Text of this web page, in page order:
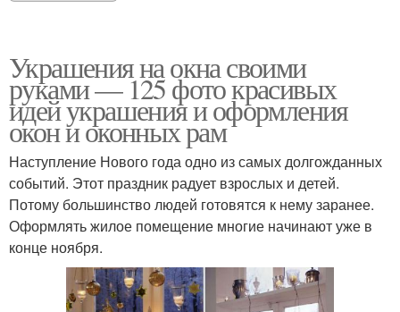
Украшения на окна своими
руками — 125 фото красивых
идей украшения и оформления
окон и оконных рам
Наступление Нового года одно из самых долгожданных
событий. Этот праздник радует взрослых и детей.
Потому большинство людей готовятся к нему заранее.
Оформлять жилое помещение многие начинают уже в
конце ноября.